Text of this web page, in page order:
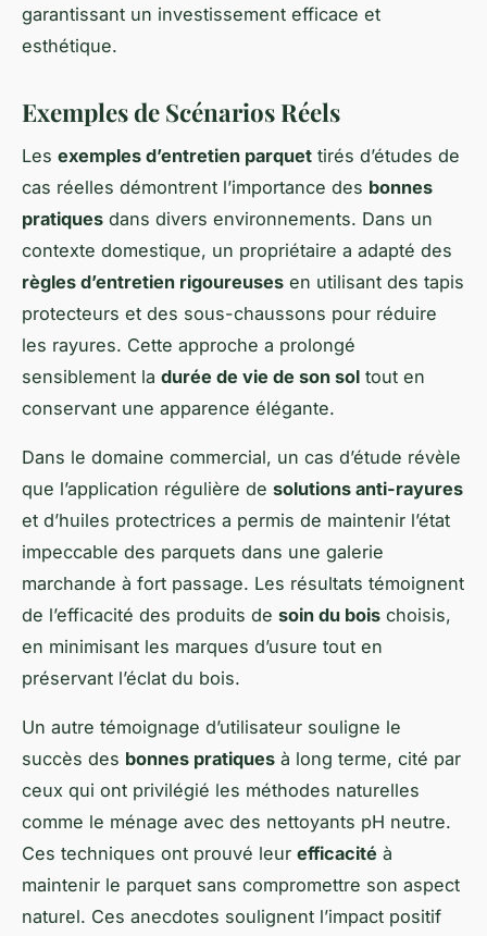
garantissant un investissement efficace et
esthétique.
Exemples de Scénarios Réels
Les exemples d’entretien parquet tirés d’études de
cas réelles démontrent l’importance des bonnes
pratiques dans divers environnements. Dans un
contexte domestique, un propriétaire a adapté des
règles d’entretien rigoureuses en utilisant des tapis
protecteurs et des sous-chaussons pour réduire
les rayures. Cette approche a prolongé
sensiblement la durée de vie de son sol tout en
conservant une apparence élégante.
Dans le domaine commercial, un cas d’étude révèle
que l’application régulière de solutions anti-rayures
et d’huiles protectrices a permis de maintenir l’état
impeccable des parquets dans une galerie
marchande à fort passage. Les résultats témoignent
de l’efficacité des produits de soin du bois choisis,
en minimisant les marques d’usure tout en
préservant l’éclat du bois.
Un autre témoignage d’utilisateur souligne le
succès des bonnes pratiques à long terme, cité par
ceux qui ont privilégié les méthodes naturelles
comme le ménage avec des nettoyants pH neutre.
Ces techniques ont prouvé leur efficacité à
maintenir le parquet sans compromettre son aspect
naturel. Ces anecdotes soulignent l’impact positif